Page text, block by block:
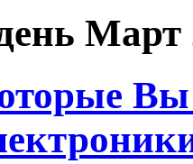
Март
Вы